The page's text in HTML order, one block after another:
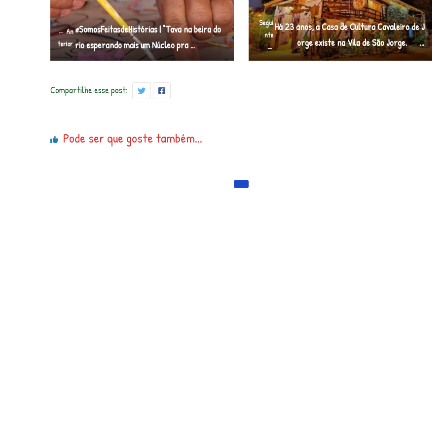
← An
terior
#SomosFeitasdeHistórias | “Tava na beira do
rio esperando mais um Núcleo pra …
Segui
nte
→
Há 23 anos, a Casa de Cultura Cavaleiro de J
orge existe na Vila de São Jorge.⠀⠀…
Compartilhe esse post:
Pode ser que goste também...